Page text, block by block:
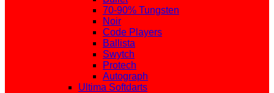
70-90% Tungsten
Noir
Code Players
Ballista
Swytch
Protech
Autograph
Ultima Softdarts